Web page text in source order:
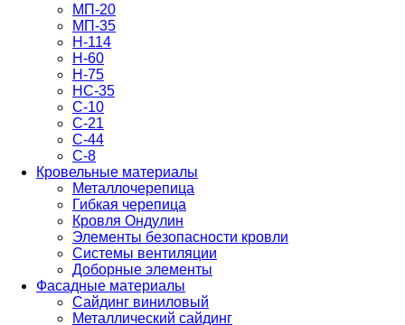
МП-20
МП-35
Н-114
Н-60
Н-75
НС-35
С-10
С-21
С-44
С-8
Кровельные материалы
Металлочерепица
Гибкая черепица
Кровля Ондулин
Элементы безопасности кровли
Системы вентиляции
Доборные элементы
Фасадные материалы
Сайдинг виниловый
Металлический сайдинг